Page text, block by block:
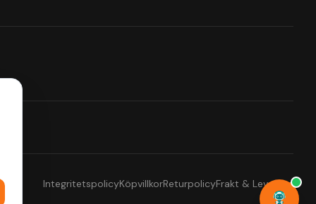
IntegritetspolicyKöpvillkorReturpolicyFrakt & Leverans